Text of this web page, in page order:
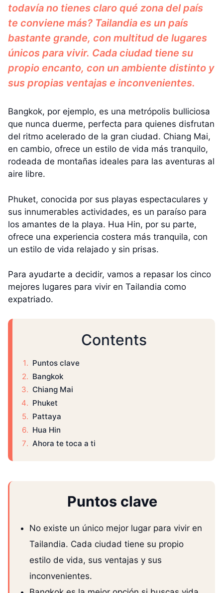
todavía no tienes claro qué zona del país
te conviene más? Tailandia es un país
bastante grande, con multitud de lugares
únicos para vivir. Cada ciudad tiene su
propio encanto, con un ambiente distinto y
sus propias ventajas e inconvenientes.
Bangkok, por ejemplo, es una metrópolis bulliciosa
que nunca duerme, perfecta para quienes disfrutan
del ritmo acelerado de la gran ciudad. Chiang Mai,
en cambio, ofrece un estilo de vida más tranquilo,
rodeada de montañas ideales para las aventuras al
aire libre.
Phuket, conocida por sus playas espectaculares y
sus innumerables actividades, es un paraíso para
los amantes de la playa. Hua Hin, por su parte,
ofrece una experiencia costera más tranquila, con
un estilo de vida relajado y sin prisas.
Para ayudarte a decidir, vamos a repasar los cinco
mejores lugares para vivir en Tailandia como
expatriado.
Contents
Puntos clave
Bangkok
Chiang Mai
Phuket
Pattaya
Hua Hin
Ahora te toca a ti
Puntos clave
No existe un único mejor lugar para vivir en
Tailandia. Cada ciudad tiene su propio
estilo de vida, sus ventajas y sus
inconvenientes.